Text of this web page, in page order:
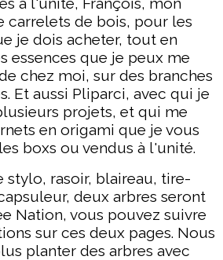
carrelets de bois, pour les
je dois acheter, tout en
essences que je peux me
chez moi, sur des branches
Et aussi Pliparci, avec qui je
projets, et qui me
en origami que je vous
boxs ou vendus à l'unité.
stylo, rasoir, blaireau, tire-
deux arbres seront
Nation, vous pouvez suivre
sur ces deux pages. Nous
planter des arbres avec